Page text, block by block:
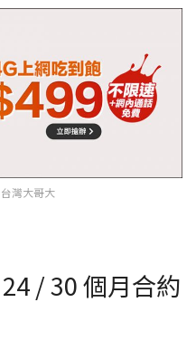
灣大哥大
/ 30 個月合約